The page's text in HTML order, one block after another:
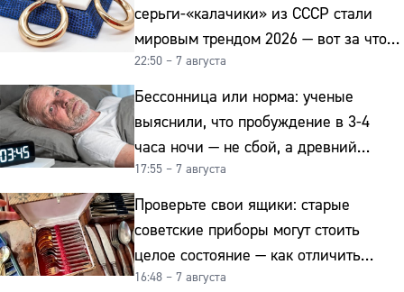
серьги-«калачики» из СССР стали
мировым трендом 2026 — вот за что
их ценят ювелиры
22:50 – 7 августа
Бессонница или норма: ученые
выяснили, что пробуждение в 3-4
часа ночи — не сбой, а древний
биологический ритм
17:55 – 7 августа
Проверьте свои ящики: старые
советские приборы могут стоить
целое состояние — как отличить
подделку от мельхиора
16:48 – 7 августа